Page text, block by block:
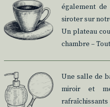
également
siroter sur
Un plateau
chambre –
Une salle de
miroir et